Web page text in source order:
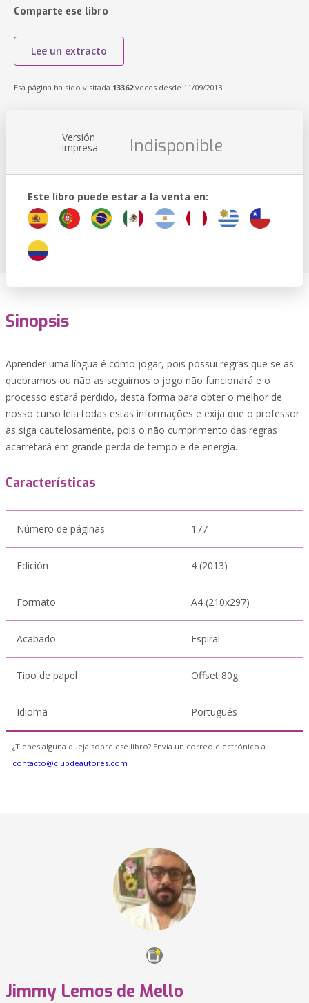
Comparte ese libro
Lee un extracto
Esa página ha sido visitada 13362veces desde 11/09/2013
Versión
impresa Indisponible
Este libro puede estar a la venta en:
Sinopsis
Aprender uma língua é como jogar, pois possui regras que se as
quebramos ou não as seguimos o jogo não funcionará e o
processo estará perdido, desta forma para obter o melhor de
nosso curso leia todas estas informações e exija que o professor
as siga cautelosamente, pois o não cumprimento das regras
acarretará em grande perda de tempo e de energia.
Características
Número de páginas 177
Edición 4 (2013)
Formato A4 (210x297)
Acabado Espiral
Tipo de papel Offset 80g
Idioma Portugués
¿Tienes alguna queja sobre ese libro? Envía un correo electrónico a
contacto@clubdeautores.com
Jimmy Lemos de Mello